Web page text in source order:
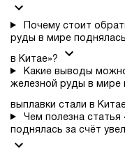
Почему стоит
руды в мире
в Китае»?
Какие выводы
железной руды в мире
выплавки стали в
Чем полезна
поднялась за счёт